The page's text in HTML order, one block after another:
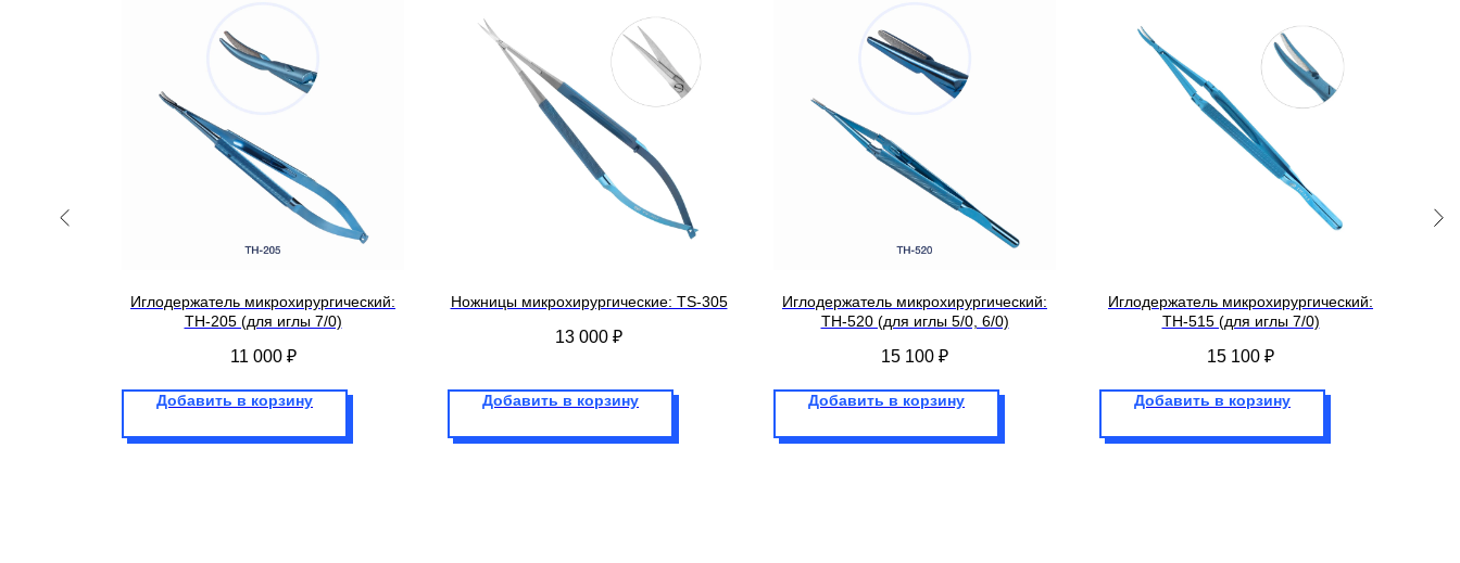
Иглодержатель микрохирургический:
TH-205 (для иглы 7/0)
11 000 ₽
Добавить в корзину
Ножницы микрохирургические: TS-305
13 000 ₽
Добавить в корзину
Иглодержатель микрохирургический:
TH-520 (для иглы 5/0, 6/0)
15 100 ₽
Добавить в корзину
Иглодержатель микрохирургический:
TH-515 (для иглы 7/0)
15 100 ₽
Добавить в корзину